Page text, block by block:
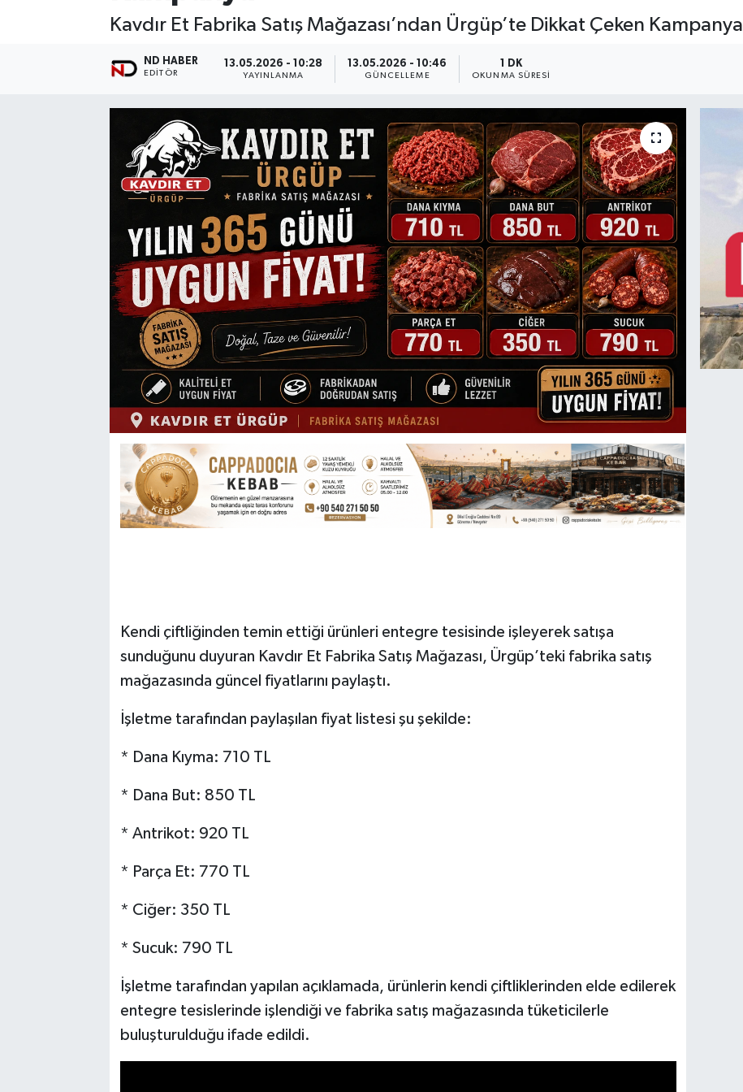
Kavdır Et Fabrika Satış Mağazası’ndan Ürgüp’te Dikkat Çeken Kampanya
ND HABER
EDITÖR
13.05.2026 - 10:28
YAYINLANMA
13.05.2026 - 10:46
GÜNCELLEME
1 DK
OKUNMA SÜRESI
Kendi çiftliğinden temin ettiği ürünleri entegre tesisinde işleyerek satışa
sunduğunu duyuran Kavdır Et Fabrika Satış Mağazası, Ürgüp’teki fabrika satış
mağazasında güncel fiyatlarını paylaştı.
İşletme tarafından paylaşılan fiyat listesi şu şekilde:
* Dana Kıyma: 710 TL
* Dana But: 850 TL
* Antrikot: 920 TL
* Parça Et: 770 TL
* Ciğer: 350 TL
* Sucuk: 790 TL
İşletme tarafından yapılan açıklamada, ürünlerin kendi çiftliklerinden elde edilerek
entegre tesislerinde işlendiği ve fabrika satış mağazasında tüketicilerle
buluşturulduğu ifade edildi.